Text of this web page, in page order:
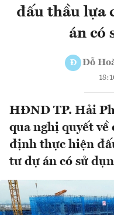
đấu thầu lựa
án có
Đ Đỗ
HĐND TP. Hải
qua nghị quyết về
định thực hiện
tư dự án có sử